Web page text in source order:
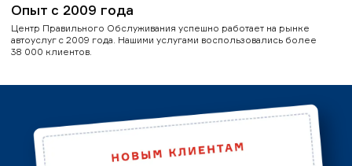
Опыт с 2009 года
Центр Правильного Обслуживания успешно работает на рынке
автоуслуг с 2009 года. Нашими услугами воспользовались более
38 000 клиентов.